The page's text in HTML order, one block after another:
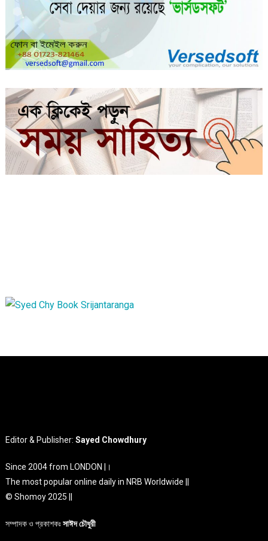
Editor & Publisher:Sayed Chowdhury
Since 2004 from LONDON |।
The most popular online daily in NRB Worldwide ||
© Shomoy 2025 ||
সম্পাদক ও প্রকাশকঃসাঈদ চৌধুরী